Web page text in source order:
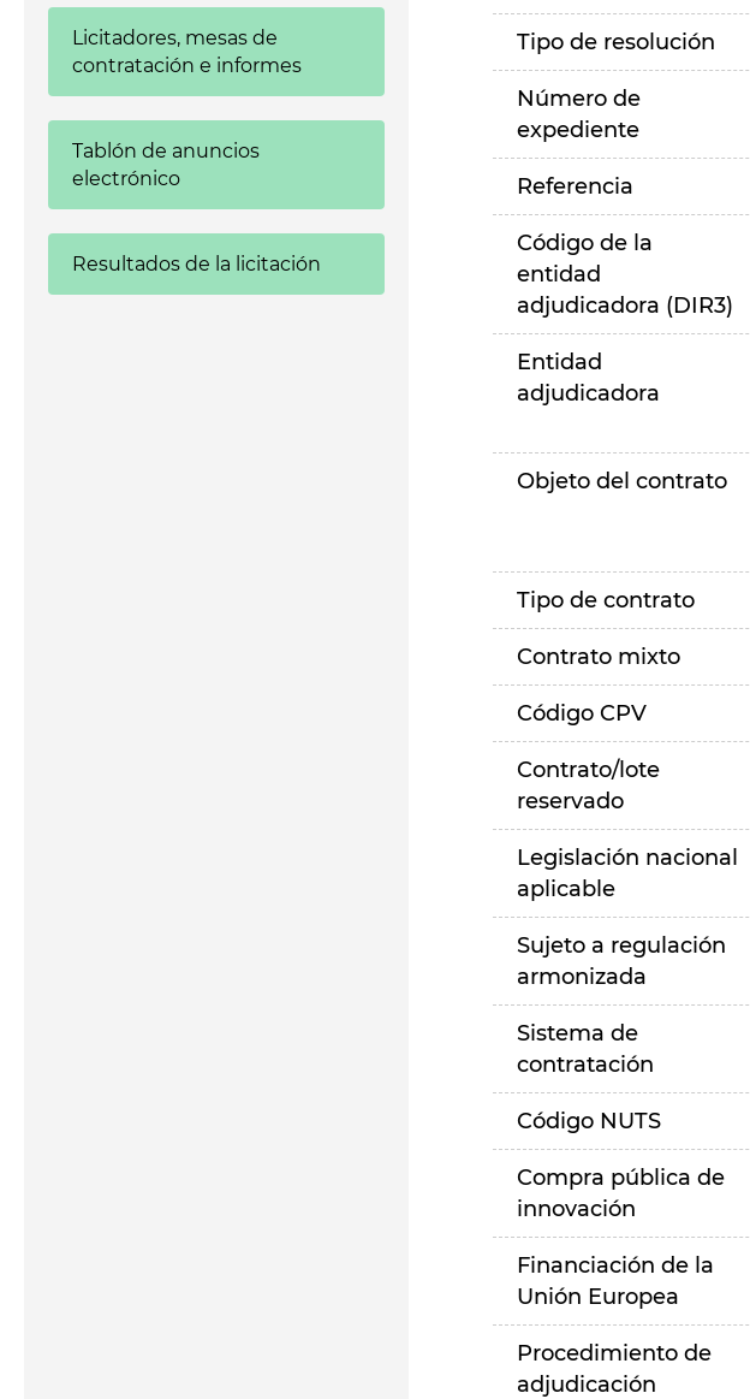
Licitadores, mesas de
contratación e informes
Tablón de anuncios
electrónico
Resultados de la licitación
Tipo de resolución
Número de
expediente
Referencia
Código de la
entidad
adjudicadora (DIR3)
Entidad
adjudicadora
Objeto del contrato
Tipo de contrato
Contrato mixto
Código CPV
Contrato/lote
reservado
Legislación nacional
aplicable
Sujeto a regulación
armonizada
Sistema de
contratación
Código NUTS
Compra pública de
innovación
Financiación de la
Unión Europea
Procedimiento de
adjudicación